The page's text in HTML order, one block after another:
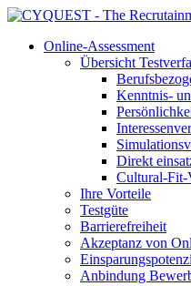
Online-Assessment
Übersicht
Kenntnis-
Direkt
Cultural-Fit-
Ihre Vorteile
Testgüte
Barrierefreiheit
Akzeptanz von
Anbindung